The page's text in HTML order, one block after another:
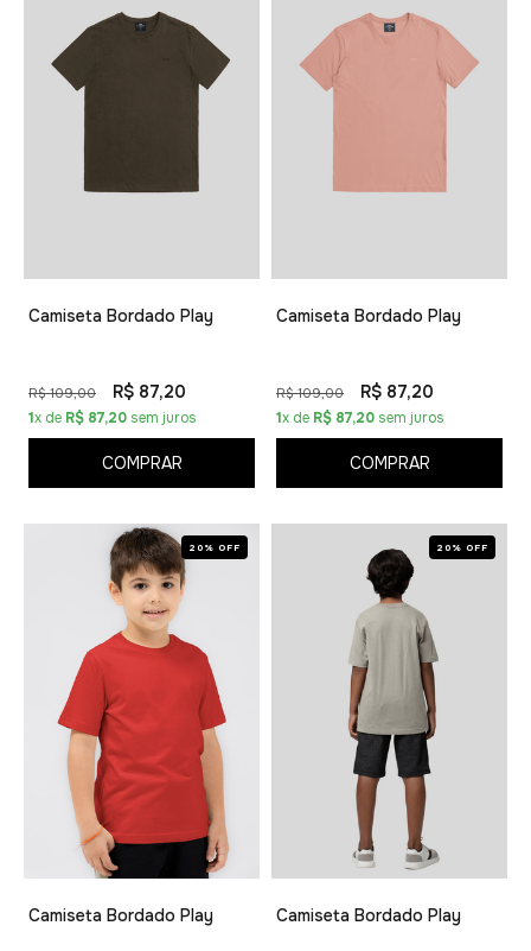
Camiseta Bordado Play
R$ 109,00 R$ 87,20
1x de R$ 87,20 sem juros
COMPRAR
Camiseta Bordado Play
R$ 109,00 R$ 87,20
1x de R$ 87,20 sem juros
COMPRAR
20% OFF
Camiseta Bordado Play
20% OFF
Camiseta Bordado Play